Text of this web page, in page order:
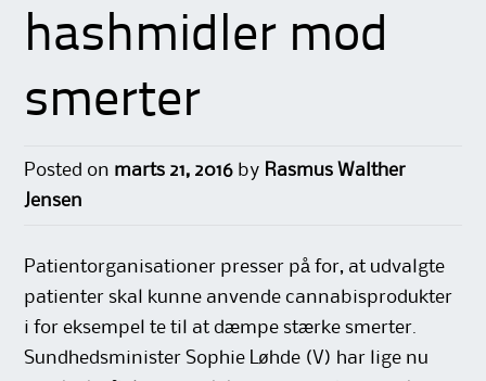
hashmidler mod
smerter
Posted on marts 21, 2016 by Rasmus Walther
Jensen
Patient­organisationer presser på for, at udvalgte
patienter skal kunne anvende cannabisprodukter
i for eksempel te til at dæmpe stærke smerter.
Sundhedsminister Sophie Løhde (V) har lige nu